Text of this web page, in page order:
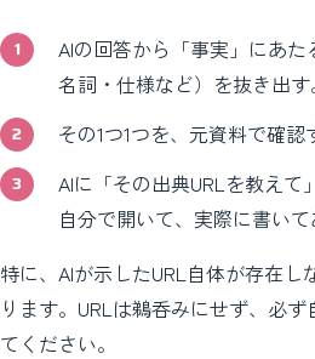
AIの回答から「事実」にあ
名詞・仕様など）を抜き出す
その1つ1つを、元資料で確認
AIに「その出典URLを教えて
自分で開いて、実際に書いて
特に、AIが示したURL自体が存在
ります。URLは鵜呑みにせず、必
てください。